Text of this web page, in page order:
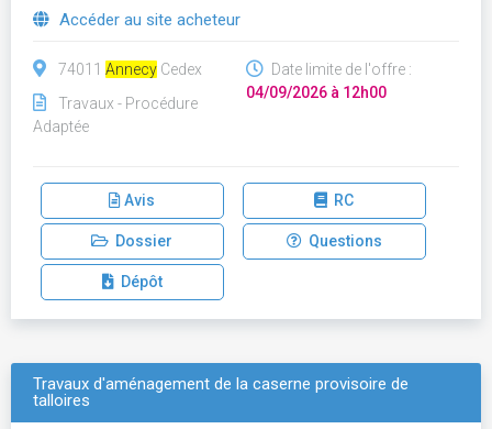
Accéder au site acheteur
74011 Annecy Cedex
Travaux - Procédure
Adaptée
Date limite de l'offre :
04/09/2026 à 12h00
Avis RC
Dossier Questions
Dépôt
Travaux d'aménagement de la caserne provisoire de
talloires